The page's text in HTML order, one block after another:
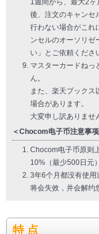
1週間から、最大2
後、注文のキャンセ
行わない場合がこれ
ンセルのオーソリゼ
い」とご依頼くださ
マスターカードねっ
ん。
また、楽天ブックス
場合があります。
大変申し訳ありませ
＜Chocom电子币注意事
Chocom电子币原则
10%（最少500日元
3年6个月都没有使
将会失效，并会解约
特 点